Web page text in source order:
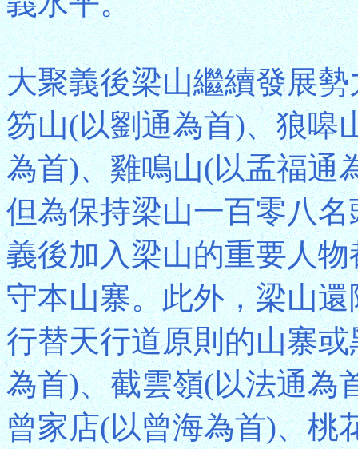
大聚義後梁山繼續發展
笏山(以劉通為首)、狼嗥
為首)、雞鳴山(以孟福通
但為保持梁山一百零八
義後加入梁山的重要人
守本山寨。此外，梁山
行替天行道原則的山寨
為首)、截雲嶺(以法通為
曾家店(以曾海為首)、桃